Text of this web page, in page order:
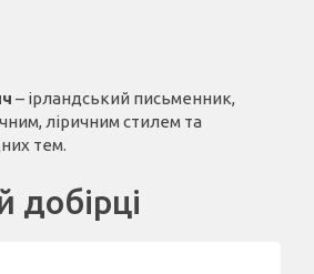
– ірландський письменник,
ліричним стилем та
тем.
добірці